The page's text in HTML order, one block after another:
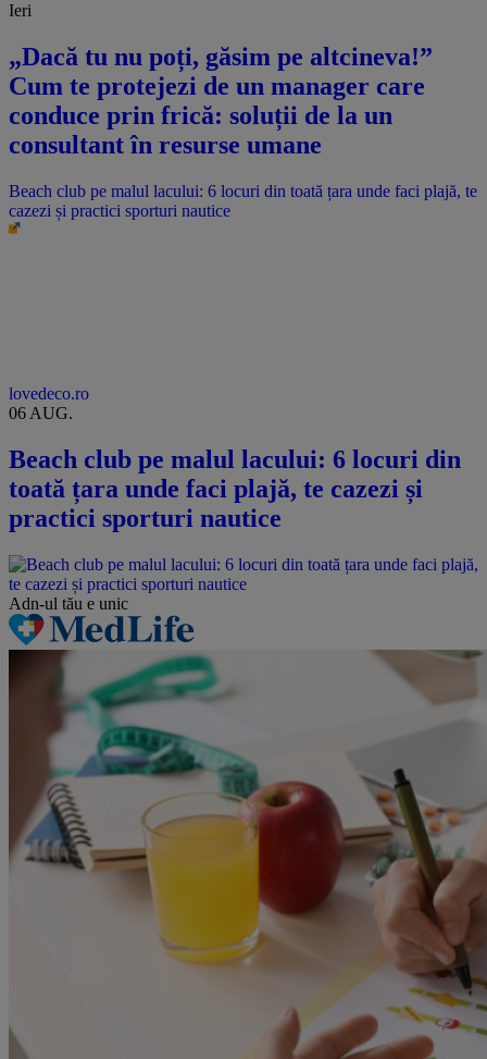
Ieri
„Dacă tu nu poți, găsim pe altcineva!”
Cum te protejezi de un manager care
conduce prin frică: soluții de la un
consultant în resurse umane
Beach club pe malul lacului: 6 locuri din toată țara unde faci plajă, te
cazezi și practici sporturi nautice
lovedeco.ro
06 AUG.
Beach club pe malul lacului: 6 locuri din
toată țara unde faci plajă, te cazezi și
practici sporturi nautice
Adn-ul tău e unic